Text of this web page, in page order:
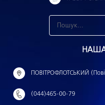
н
й
ПОВІТРОФЛОТСЬКИЙ
(044)465-00-79